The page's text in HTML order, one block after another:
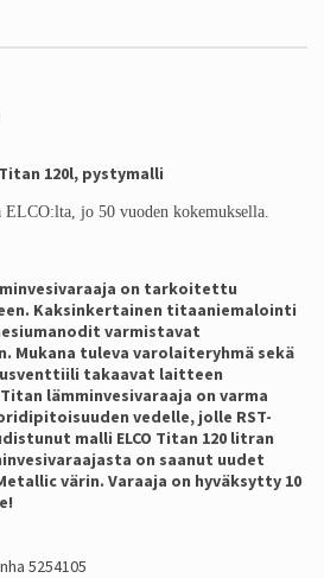
120l, pystymalli
ELCO:lta, jo 50 vuoden kokemuksella.
on tarkoitettu
Kaksinkertainen titaaniemalointi
varmistavat
Mukana tuleva varolaiteryhmä sekä
takaavat laitteen
lämminvesivaraaja on varma
vedelle, jolle RST-
malli ELCO Titan 120 litran
on saanut uudet
värin. Varaaja on hyväksytty 10
5254105